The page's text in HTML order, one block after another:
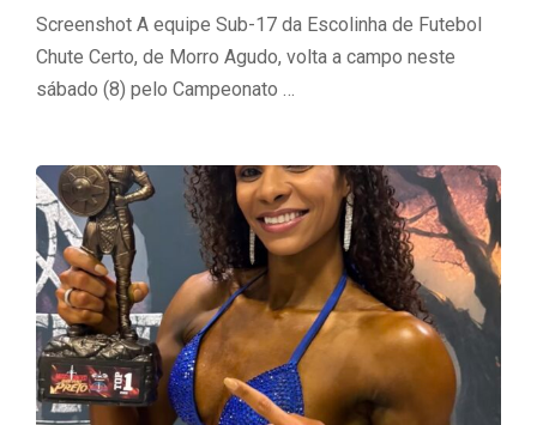
Screenshot A equipe Sub-17 da Escolinha de Futebol
Chute Certo, de Morro Agudo, volta a campo neste
sábado (8) pelo Campeonato …